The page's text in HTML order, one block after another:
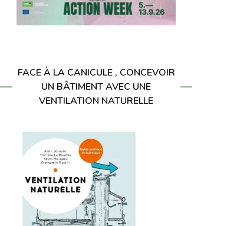
FACE À LA CANICULE , CONCEVOIR
UN BÂTIMENT AVEC UNE
VENTILATION NATURELLE